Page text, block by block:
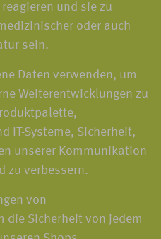
und sie zu
oder auch
sein.
Daten verwenden, um
Weiterentwicklungen zu
IT-Systeme, Sicherheit,
unserer Kommunikation
zu verbessern.
von
die Sicherheit von jedem